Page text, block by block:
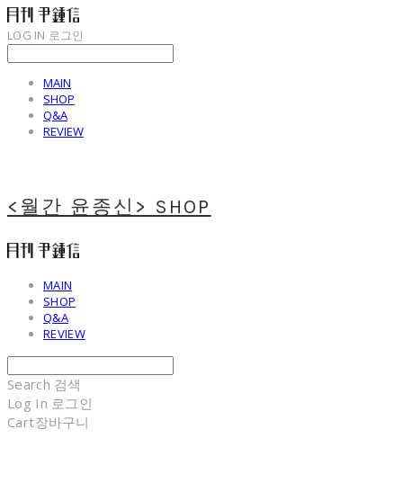
LOG IN 로그인
MAIN
SHOP
Q&A
REVIEW
<월간 윤종신> SHOP
MAIN
SHOP
Q&A
REVIEW
Search 검색
Log In 로그인
Cart장바구니